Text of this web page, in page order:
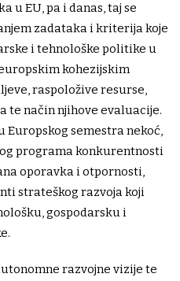
u EU, pa i danas, taj se
zadataka i kriterija koje
i tehnološke politike u
kohezijskim
raspoložive resurse,
te način njihove evaluacije.
semestra nekoć,
programa konkurentnosti
oporavka i otpornosti,
strateškog razvoja koji
gospodarsku i
razvojne vizije te